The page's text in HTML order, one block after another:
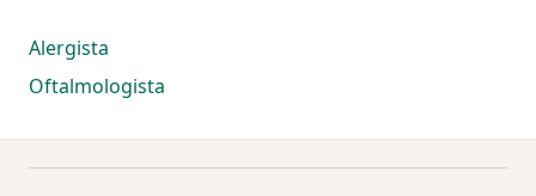
Alergista
Oftalmologista